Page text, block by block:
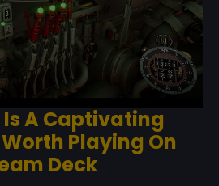
Is A Captivating
Playing On
Deck